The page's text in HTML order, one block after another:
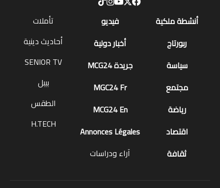
أنشطة ملكية
ربورتاج
سياسة
مجتمع
رياضة
اقتصاد
ثقافة
فيديو
أخبار دولية
جريدة MCG24
MGC24 Fr
MCG24 En
Annonces Légales
آراء ودراسات
تأملات
أحاديث دينية
SENIOR TV
بيبل
الطقس
H.TECH